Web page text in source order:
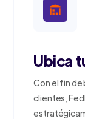
Ubica
Con el fin de
clientes,